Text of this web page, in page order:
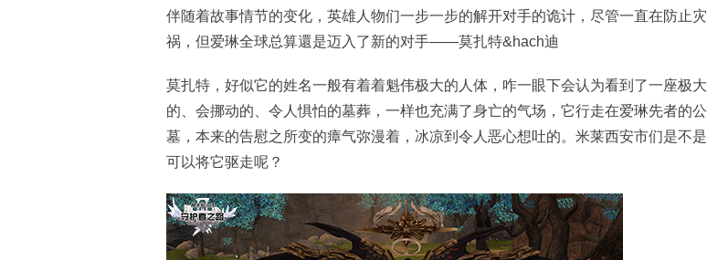
伴随着故事情节的变化，英雄人物们一步一步的解开对手的诡计，尽管一直在防止灾
祸，但爱琳全球总算還是迈入了新的对手——莫扎特&hach迪
莫扎特，好似它的姓名一般有着着魁伟极大的人体，咋一眼下会认为看到了一座极大
的、会挪动的、令人惧怕的墓葬，一样也充满了身亡的气场，它行走在爱琳先者的公
墓，本来的告慰之所变的瘴气弥漫着，冰凉到令人恶心想吐的。米莱西安市们是不是
可以将它驱走呢？